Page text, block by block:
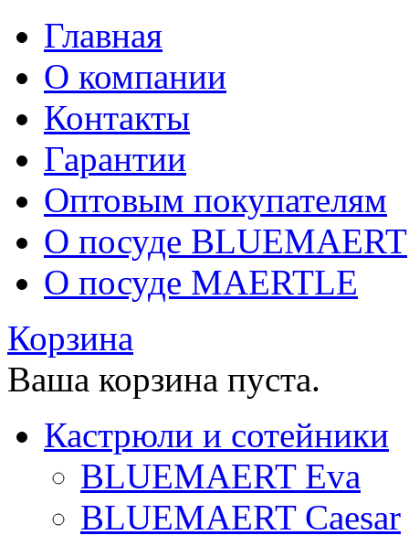
Главная
О компании
Контакты
Гарантии
Оптовым покупателям
О посуде BLUEMAERT
О посуде MAERTLE
Корзина
Ваша корзина пуста.
Кастрюли и сотейники
BLUEMAERT Eva
BLUEMAERT Caesar